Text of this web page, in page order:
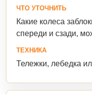
ЧТО УТОЧНИТЬ
Какие колеса
спереди и сзади,
ТЕХНИКА
Тележки, лебедка